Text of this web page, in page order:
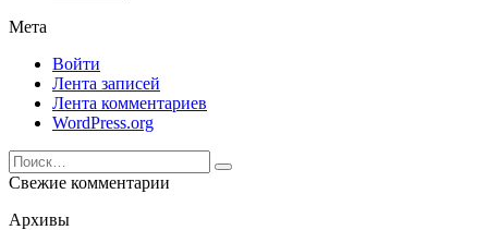
Мета
Войти
Лента записей
Лента комментариев
WordPress.org
Search
for:
Свежие комментарии
Архивы